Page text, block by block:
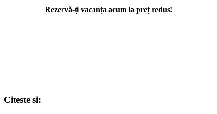
Rezervă-ți vacanța acum la preț redus!
Citeste si: